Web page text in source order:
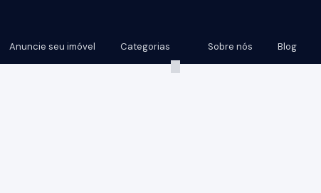
Blog
Sobre nós
Categorias
Anuncie seu imóvel